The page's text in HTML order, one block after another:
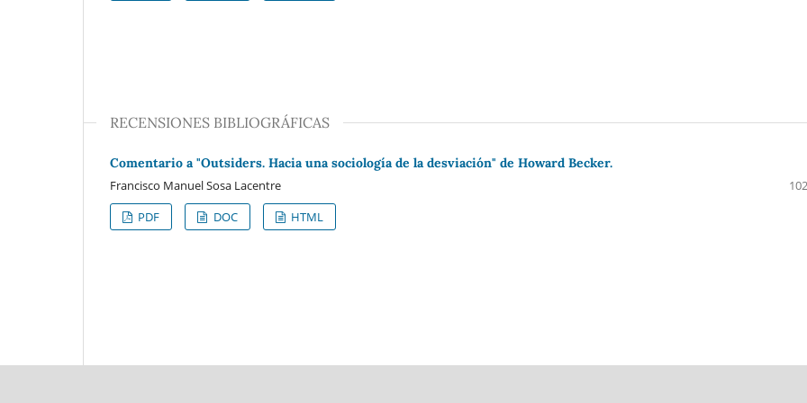
RECENSIONES BIBLIOGRÁFICAS
Comentario a "Outsiders. Hacia una sociología de la desviación" de Howard Becker.
Francisco Manuel Sosa Lacentre
PDF
DOC HTML